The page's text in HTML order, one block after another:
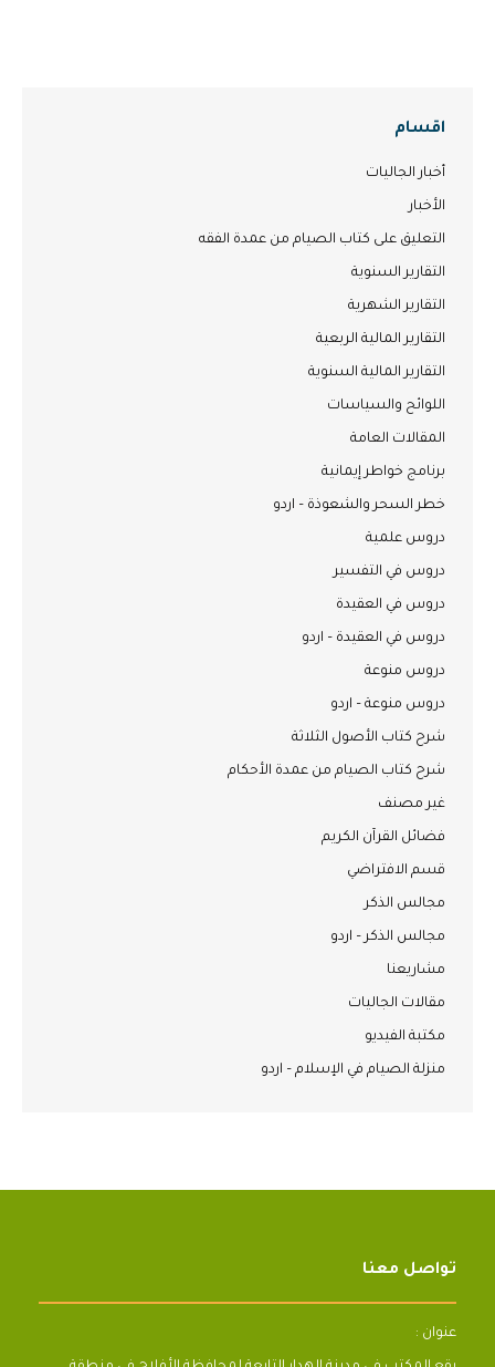
اقسام
أخبار الجاليات
الأخبار
التعليق على كتاب الصيام من عمدة الفقه
التقارير السنوية
التقارير الشهرية
التقارير المالية الربعية
التقارير المالية السنوية
اللوائح والسياسات
المقالات العامة
برنامج خواطر إيمانية
خطر السحر والشعوذة – اردو
دروس علمية
دروس في التفسير
دروس في العقيدة
دروس في العقيدة – اردو
دروس منوعة
دروس منوعة – اردو
شرح كتاب الأصول الثلاثة
شرح كتاب الصيام من عمدة الأحكام
غير مصنف
فضائل القرآن الكريم
قسم الافتراضي
مجالس الذكر
مجالس الذكر – اردو
مشاريعنا
مقالات الجاليات
مكتبة الفيديو
منزلة الصيام في الإسلام – اردو
تواصل معنا
عنوان :